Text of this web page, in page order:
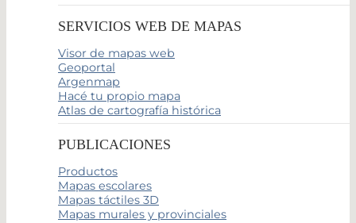
SERVICIOS WEB DE MAPAS
Visor de mapas web
Geoportal
Argenmap
Hacé tu propio mapa
Atlas de cartografía histórica
PUBLICACIONES
Productos
Mapas escolares
Mapas táctiles 3D
Mapas murales y provinciales